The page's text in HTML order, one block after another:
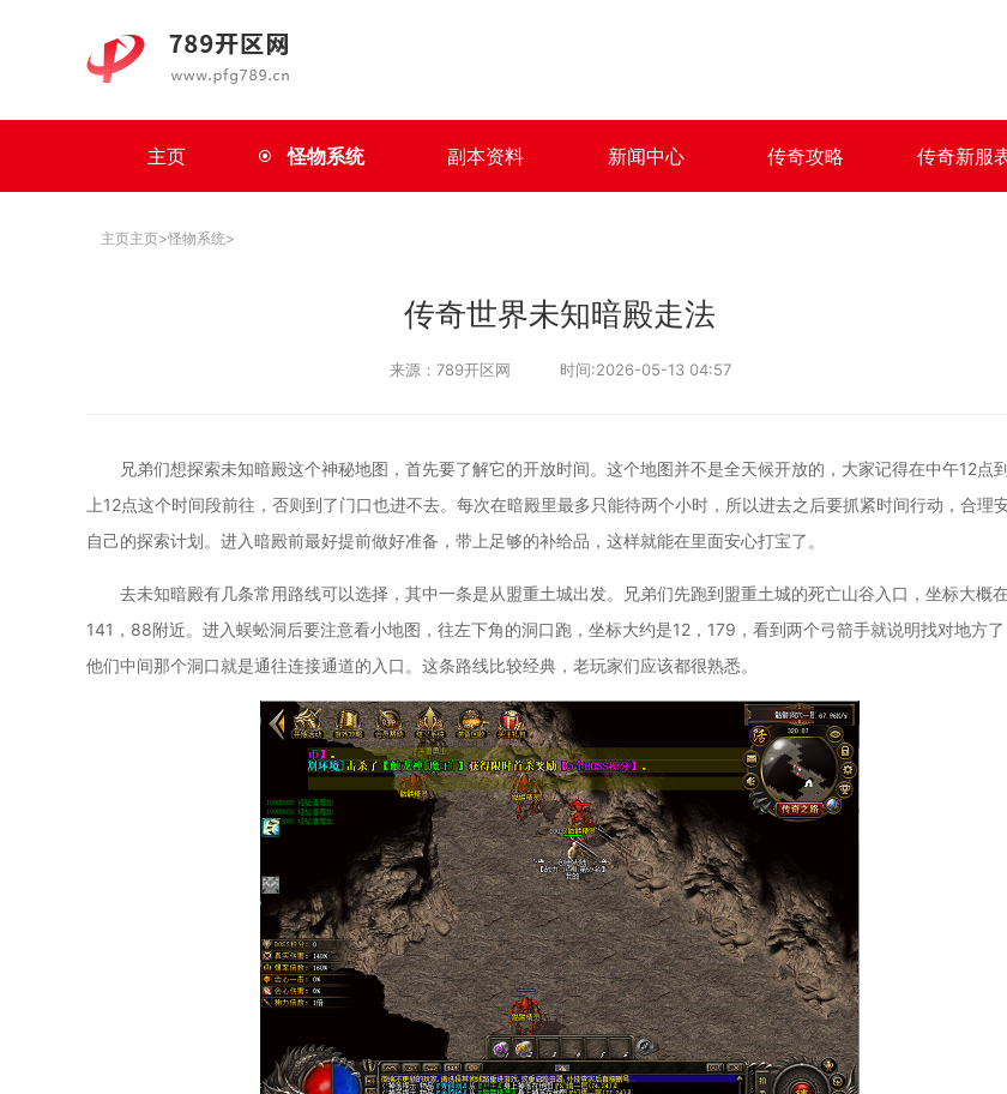
主页 怪物系统 副本资料 新闻中心 传奇攻略 传奇新服
主页主页>怪物系统>
传奇世界未知暗殿走法
来源：789开区网 时间:2026-05-13 04:57
兄弟们想探索未知暗殿这个神秘地图，首先要了解它的开放时间。这个地图并不是全天候开放的，大家记得在中午12点
上12点这个时间段前往，否则到了门口也进不去。每次在暗殿里最多只能待两个小时，所以进去之后要抓紧时间行动，合理
自己的探索计划。进入暗殿前最好提前做好准备，带上足够的补给品，这样就能在里面安心打宝了。
去未知暗殿有几条常用路线可以选择，其中一条是从盟重土城出发。兄弟们先跑到盟重土城的死亡山谷入口，坐标大概
141，88附近。进入蜈蚣洞后要注意看小地图，往左下角的洞口跑，坐标大约是12，179，看到两个弓箭手就说明找对地方了
他们中间那个洞口就是通往连接通道的入口。这条路线比较经典，老玩家们应该都很熟悉。